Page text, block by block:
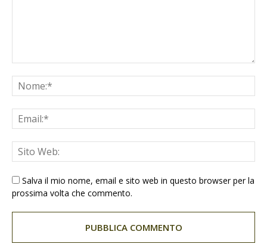
Salva il mio nome, email e sito web in questo browser per la
prossima volta che commento.